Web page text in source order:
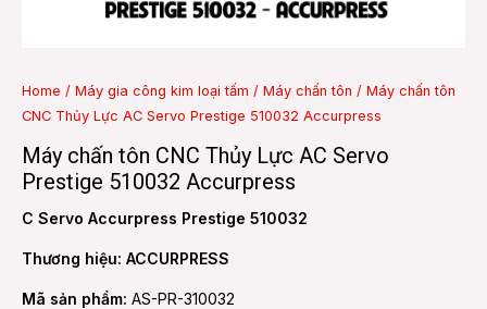
Home / Máy gia công kim loại tấm / Máy chấn tôn / Máy chấn tôn
CNC Thủy Lực AC Servo Prestige 510032 Accurpress
Máy chấn tôn CNC Thủy Lực AC Servo
Prestige 510032 Accurpress
C Servo Accurpress Prestige 510032
Thương hiệu: ACCURPRESS
Mã sản phẩm: AS-PR-310032